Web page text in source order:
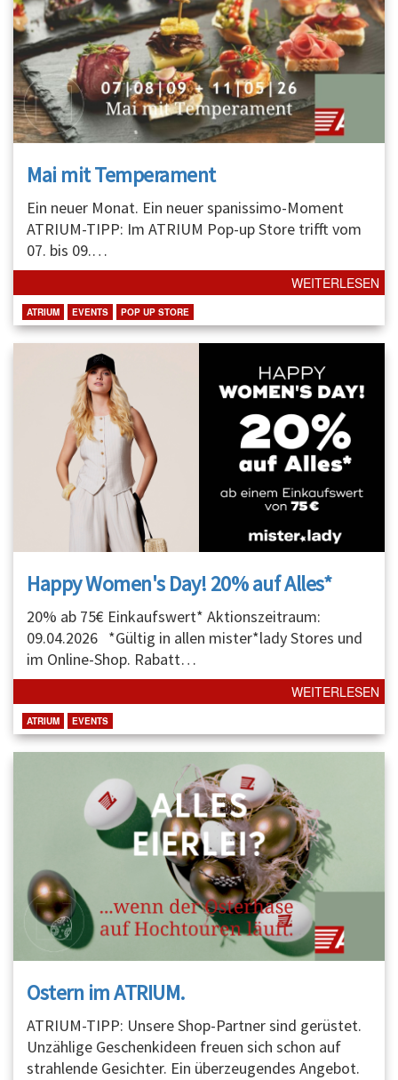
Mai mit Temperament
Ein neuer Monat. Ein neuer spanissimo-Moment
ATRIUM-TIPP: Im ATRIUM Pop-up Store trifft vom
07. bis 09.…
WEITERLESEN
ATRIUM EVENTS POP UP STORE
Happy Women's Day! 20% auf Alles*
20% ab 75€ Einkaufswert* Aktionszeitraum:
09.04.2026 *Gültig in allen mister*lady Stores und
im Online-Shop. Rabatt…
WEITERLESEN
ATRIUM EVENTS
Ostern im ATRIUM.
ATRIUM-TIPP: Unsere Shop-Partner sind gerüstet.
Unzählige Geschenkideen freuen sich schon auf
strahlende Gesichter. Ein überzeugendes Angebot.